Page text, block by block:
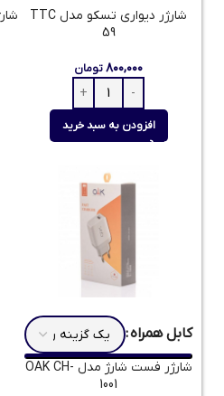
شارژر دیواری تسکو مدل TTC
59
۸۰۰,۰۰۰تومان
افزودن به سبد خرید
کابل همراه
شارژر فست شارژ مدل OAK CH-
1001